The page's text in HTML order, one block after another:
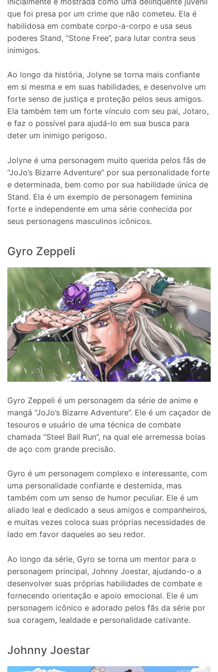
que foi presa por um crime que não cometeu. Ela é
habilidosa em combate corpo-a-corpo e usa seus
poderes Stand, “Stone Free”, para lutar contra seus
inimigos.
Ao longo da história, Jolyne se torna mais confiante
em si mesma e em suas habilidades, e desenvolve um
forte senso de justiça e proteção pelos seus amigos.
Ela também tem um forte vínculo com seu pai, Jotaro,
e faz o possível para ajudá-lo em sua busca para
deter um inimigo perigoso.
Jolyne é uma personagem muito querida pelos fãs de
“JoJo’s Bizarre Adventure” por sua personalidade forte
e determinada, bem como por sua habilidade única de
Stand. Ela é um exemplo de personagem feminina
forte e independente em uma série conhecida por
seus personagens masculinos icônicos.
Gyro Zeppeli
Gyro Zeppeli é um personagem da série de anime e
mangá “JoJo’s Bizarre Adventure”. Ele é um caçador de
tesouros e usuário de uma técnica de combate
chamada “Steel Ball Run”, na qual ele arremessa bolas
de aço com grande precisão.
Gyro é um personagem complexo e interessante, com
uma personalidade confiante e destemida, mas
também com um senso de humor peculiar. Ele é um
aliado leal e dedicado a seus amigos e companheiros,
e muitas vezes coloca suas próprias necessidades de
lado em favor daqueles ao seu redor.
Ao longo da série, Gyro se torna um mentor para o
personagem principal, Johnny Joestar, ajudando-o a
desenvolver suas próprias habilidades de combate e
fornecendo orientação e apoio emocional. Ele é um
personagem icônico e adorado pelos fãs da série por
sua coragem, lealdade e personalidade cativante.
Johnny Joestar